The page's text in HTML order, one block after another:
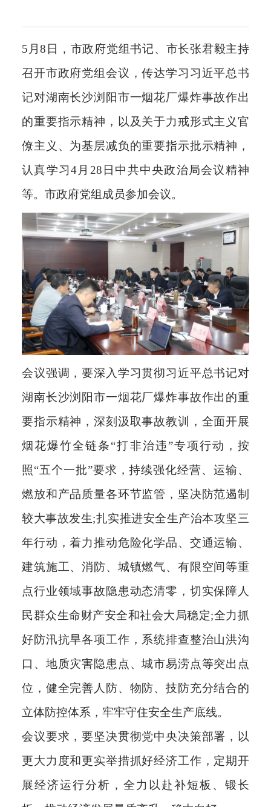
5月8日，市政府党组书记、市长张君毅主持
召开市政府党组会议，传达学习习近平总书
记对湖南长沙浏阳市一烟花厂爆炸事故作出
的重要指示精神，以及关于力戒形式主义官
僚主义、为基层减负的重要指示批示精神，
认真学习4月28日中共中央政治局会议精神
等。市政府党组成员参加会议。
会议强调，要深入学习贯彻习近平总书记对
湖南长沙浏阳市一烟花厂爆炸事故作出的重
要指示精神，深刻汲取事故教训，全面开展
烟花爆竹全链条“打非治违”专项行动，按
照“五个一批”要求，持续强化经营、运输、
燃放和产品质量各环节监管，坚决防范遏制
较大事故发生;扎实推进安全生产治本攻坚三
年行动，着力推动危险化学品、交通运输、
建筑施工、消防、城镇燃气、有限空间等重
点行业领域事故隐患动态清零，切实保障人
民群众生命财产安全和社会大局稳定;全力抓
好防汛抗旱各项工作，系统排查整治山洪沟
口、地质灾害隐患点、城市易涝点等突出点
位，健全完善人防、物防、技防充分结合的
立体防控体系，牢牢守住安全生产底线。
会议要求，要坚决贯彻党中央决策部署，以
更大力度和更实举措抓好经济工作，定期开
展经济运行分析，全力以赴补短板、锻长